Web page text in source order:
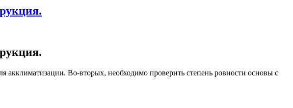
акклиматизации. Во-вторых, необходимо проверить степень ровности основы с